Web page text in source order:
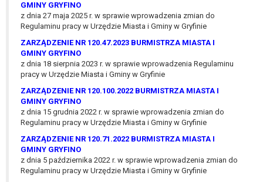
GMINY GRYFINO
z dnia 27 maja 2025 r. w sprawie wprowadzenia zmian do
Regulaminu pracy w Urzędzie Miasta i Gminy w Gryfinie
ZARZĄDZENIE NR 120.47.2023 BURMISTRZA MIASTA I
GMINY GRYFINO
z dnia 18 sierpnia 2023 r. w sprawie wprowadzenia Regulaminu
pracy w Urzędzie Miasta i Gminy w Gryfinie
ZARZĄDZENIE NR 120.100.2022 BURMISTRZA MIASTA I
GMINY GRYFINO
z dnia 15 grudnia 2022 r. w sprawie wprowadzenia zmian do
Regulaminu pracy w Urzędzie Miasta i Gminy w Gryfinie
ZARZĄDZENIE NR 120.71.2022 BURMISTRZA MIASTA I
GMINY GRYFINO
z dnia 5 października 2022 r. w sprawie wprowadzenia zmian do
Regulaminu pracy w Urzędzie Miasta i Gminy w Gryfinie
realizowanych przez administratora
lub przez stronę trzecią.
Z przyczyn związanych z Pani/Pana
szczególną sytuacją. W razie wniesienia
sprzeciwu, administrator nie może już
że wykaże on istnienie ważnych prawnie
uzasadnionych podstaw do przetwarzania,
nadrzędnych wobec interesów, praw i
wolności osoby, której dane dotyczą, lub
podstaw do ustalenia, dochodzenia lub
obrony roszczeń.